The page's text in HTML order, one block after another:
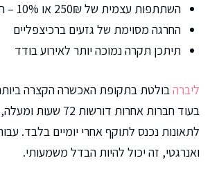
השתתפות עצמית של 250₪ או 10% – הגבוה מביניהם
החרגה מסוימת של גזעים ברכיצפליים
תיתכן תקרה נמוכה יותר לאירוע בודד
ליברהבולטת בתקופת האכשרה הקצרה
בעוד חברות אחרות
לתאונות נכנס לתוקף אחרי יומיים בלבד.
ואנרגטי, זה יכול להיות הבדל משמעותי.